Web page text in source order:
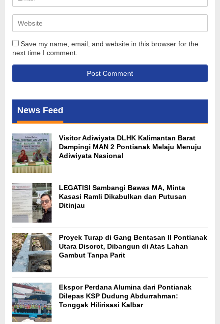
Save my name, email, and website in this browser for the
next time I comment.
News Feed
Visitor Adiwiyata DLHK Kalimantan Barat
Dampingi MAN 2 Pontianak Melaju Menuju
Adiwiyata Nasional
LEGATISI Sambangi Bawas MA, Minta
Kasasi Ramli Dikabulkan dan Putusan
Ditinjau
Proyek Turap di Gang Bentasan II Pontianak
Utara Disorot, Dibangun di Atas Lahan
Gambut Tanpa Parit
Ekspor Perdana Alumina dari Pontianak
Dilepas KSP Dudung Abdurrahman:
Tonggak Hilirisasi Kalbar